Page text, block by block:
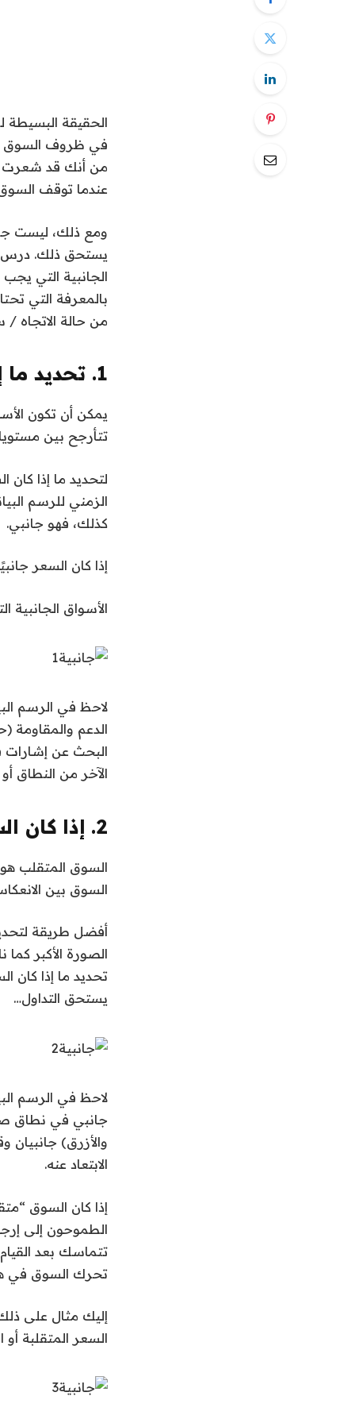
الحقيقة البسيطة
في ظروف السوق
من أنك قد شعرت
عندما توقف السوق
ومع ذلك، ليست
يستحق ذلك. درس
الجانبية التي
بالمعرفة التي
من حالة الاتجاه
1. تحديد ما إذا كان السوق يستحق التداول أم لا.
يمكن أن تكون
تتأرجح بين
لتحديد ما إذا كان
الزمني للرسم
كذلك، فهو جانبي.
إذا كان السعر
الأسواق الجانبية
لاحظ في الرسم
الدعم والمقاومة
البحث عن إشارات
الآخر من النطاق
2. إذا كان السوق “متقلبا”، فلا يستحق التداول.
السوق المتقلب هو
السوق بين
أفضل طريقة
الصورة الأكبر
تحديد ما إذا كان
يستحق التداول…
لاحظ في الرسم
والأزرق)
الابتعاد عنه.
إذا كان السوق
الطموحون إلى
تتماسك بعد
تحرك السوق في
إليك مثال على
السعر المتقلبة